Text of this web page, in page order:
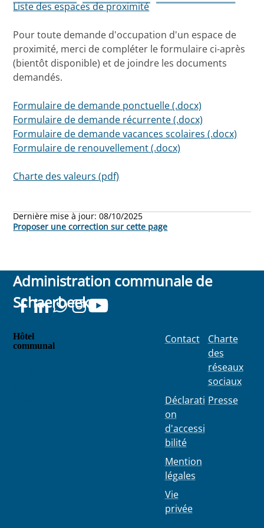
Liste des espaces de proximité
Pour toute demande d'occupation d'un espace de
proximité, merci de compléter le formulaire ci-après
(bientôt disponible) et de joindre les documents
demandés.
Formulaire de demande ponctuelle (.docx)
Formulaire de demande récurrente (.docx)
Formulaire de demande vacances scolaires (.docx)
Formulaire de renouvellement (.docx)
Charte des valeurs (pdf)
Dernière mise à jour:08/10/2025
Proposer une correction sur cette page
Administration communale de
Schaerbeek
Hôtel
communal
Contact
Déclarati
on
d'accessi
bilité
Mention
légales
Vie
privée
Charte
des
réseaux
sociaux
Presse